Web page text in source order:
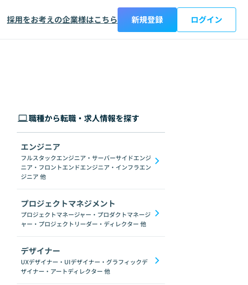
採用をお考えの企業様はこちら 新規登録 ログイン
東京都 神奈川県 新潟県 富山県 石川県
C# GraphQL SpringFramework Redis
職種から転職・求人情報を探す
エンジニア
フルスタックエンジニア・サーバーサイドエンジ
ニア・フロントエンドエンジニア・インフラエン
ジニア 他
プロジェクトマネジメント
プロジェクトマネージャー・プロダクトマネージ
ャー・プロジェクトリーダー・ディレクター 他
デザイナー
UXデザイナー・UIデザイナー・グラフィックデ
ザイナー・アートディレクター 他